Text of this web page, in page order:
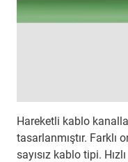
Hareketli kablo
tasarlanmıştır. Farklı
sayısız kablo tipi.